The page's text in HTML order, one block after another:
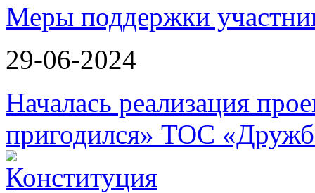
Меры поддержки
29-06-2024
Началась реализация
пригодился» ТОС